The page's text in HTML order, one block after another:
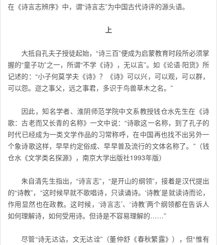
在《诗言志辨序》中，谓“诗言志”为中国古代诗评的源头语。
上
大抵自孔夫子授徒起始，“诗三百”便成为启蒙教育时段所必须掌
握的“童子功”之一，所谓“不学《诗》，无以言”。如《论语·阳货》所
记述的：“小子何莫学夫《诗》？《诗》可以兴，可以观，可以群，
可以怨。迩之事父，远之事君，多识于鸟兽草木之名。”
因此，知名学者、淮阴师范学院中文系教授钱仓水先生在《诗
歌：古老而又长青的名称》一文中说：“诗歌这一名称，到了孔子的
时代已经成为一类文学作品的习常称呼，在中国再也找不出另外一
个象诗歌这样，早早约定俗成、早早普及流行的文体名称了。”（钱
仓水《文学类名探源》，南京大学出版社1993年版）
朱自清先生指出，“诗言志”，“是开山的纲领”，接着是汉代提出
的“诗教”，“这时候早就不歌唱诗，只读诵诗。‘诗教’是就读诗而论，
作用显然也在政教。这时候，‘诗言志’、‘诗教’两个纲领都在告诉人
如何理解诗，如何受用诗。但诗是不容易理解的……”
尽管“诗无达诂，文无达诠”（董仲舒《春秋繁露》），但“惟有